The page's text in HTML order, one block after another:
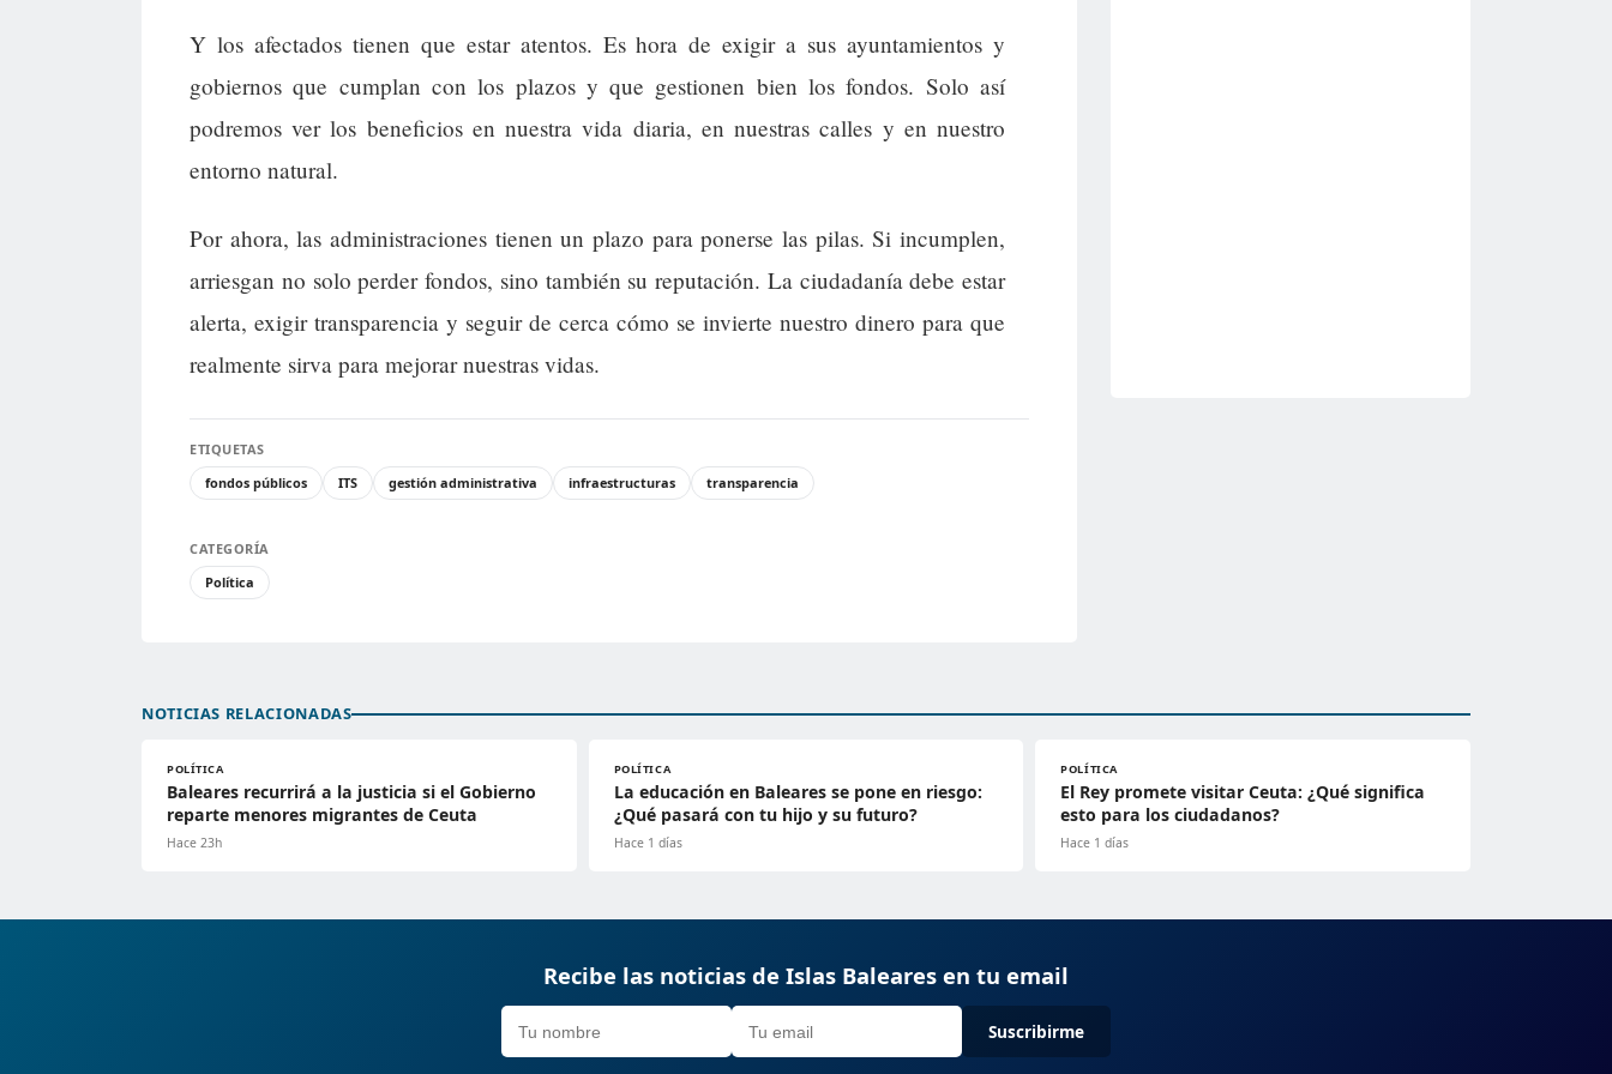
Y los afectados tienen que estar atentos. Es hora de exigir a sus ayuntamientos y
gobiernos que cumplan con los plazos y que gestionen bien los fondos. Solo así
podremos ver los beneficios en nuestra vida diaria, en nuestras calles y en nuestro
entorno natural.
Por ahora, las administraciones tienen un plazo para ponerse las pilas. Si incumplen,
arriesgan no solo perder fondos, sino también su reputación. La ciudadanía debe estar
alerta, exigir transparencia y seguir de cerca cómo se invierte nuestro dinero para que
realmente sirva para mejorar nuestras vidas.
ETIQUETAS
fondos públicos
ITS gestión administrativa infraestructuras transparencia
CATEGORÍA
Política
NOTICIAS RELACIONADAS
POLÍTICA
Baleares recurrirá a la justicia si el Gobierno
reparte menores migrantes de Ceuta
Hace 23h
POLÍTICA
La educación en Baleares se pone en riesgo:
¿Qué pasará con tu hijo y su futuro?
Hace 1 días
POLÍTICA
El Rey promete visitar Ceuta: ¿Qué significa
esto para los ciudadanos?
Hace 1 días
Recibe las noticias de Islas Baleares en tu email
Suscribirme